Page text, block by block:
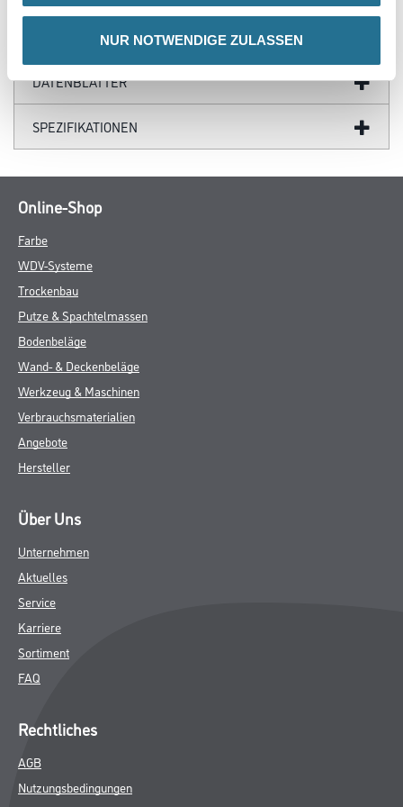
NUR NOTWENDIGE ZULASSEN
GEFAHRENHINWEISE
DATENBLÄTTER
SPEZIFIKATIONEN
Online-Shop
Farbe
WDV-Systeme
Trockenbau
Putze & Spachtelmassen
Bodenbeläge
Wand- & Deckenbeläge
Werkzeug & Maschinen
Verbrauchsmaterialien
Angebote
Hersteller
Über Uns
Unternehmen
Aktuelles
Service
Karriere
Sortiment
FAQ
Rechtliches
AGB
Nutzungsbedingungen